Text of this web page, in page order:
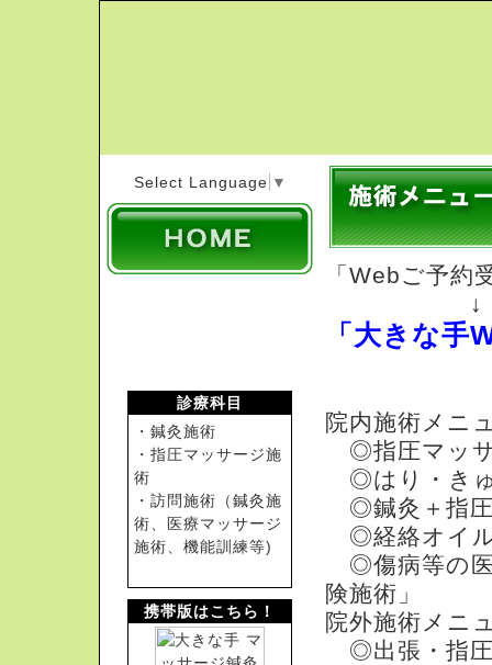
Select Language ▼
診療科目
・鍼灸施術
・指圧マッサージ施
術
・訪問施術（鍼灸施
術、医療マッサージ
施術、機能訓練等)
携帯版はこちら！
「Webご予約
↓
「大きな手
院内施術メニ
◎指圧マッ
◎はり・きゅ
◎鍼灸＋指
◎経絡オイル
◎傷病等の医
険施術」
院外施術メニ
◎出張・指圧